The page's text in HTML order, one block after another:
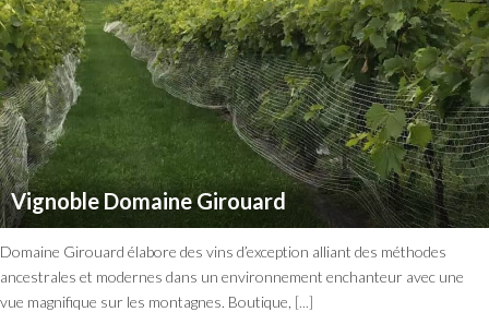
Vignoble Domaine Girouard
Domaine Girouard élabore des vins d’exception alliant des méthodes
ancestrales et modernes dans un environnement enchanteur avec une
vue magnifique sur les montagnes. Boutique, [...]